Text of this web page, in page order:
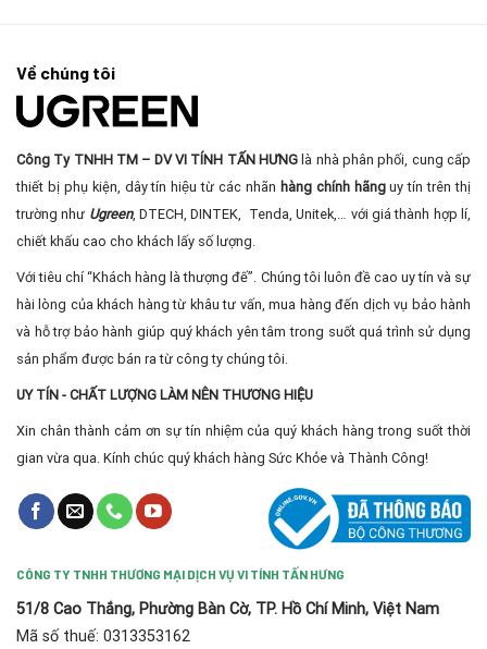
Về chúng tôi
Công Ty TNHH TM – DV VI TÍNH TẤN HƯNGlà nhà phân phối, cung cấp
thiết bị phụ kiện, dây tín hiệu từ các nhãn hàng chính hãnguy tín trên thị
trường như Ugreen, DTECH, DINTEK, Tenda, Unitek,… với giá thành hợp lí,
chiết khấu cao cho khách lấy số lượng.
Với tiêu chí “Khách hàng là thượng đế”. Chúng tôi luôn đề cao uy tín và sự
hài lòng của khách hàng từ khâu tư vấn, mua hàng đến dịch vụ bảo hành
và hỗ trợ bảo hành giúp quý khách yên tâm trong suốt quá trình sử dụng
sản phẩm được bán ra từ công ty chúng tôi.
UY TÍN - CHẤT LƯỢNG LÀM NÊN THƯƠNG HIỆU
Xin chân thành cảm ơn sự tín nhiệm của quý khách hàng trong suốt thời
gian vừa qua. Kính chúc quý khách hàng Sức Khỏe và Thành Công!
CÔNG TY TNHH THƯƠNG MẠI DỊCH VỤ VI TÍNH TẤN HƯNG
51/8 Cao Thắng, Phường Bàn Cờ, TP. Hồ Chí Minh, Việt Nam
Mã số thuế: 0313353162